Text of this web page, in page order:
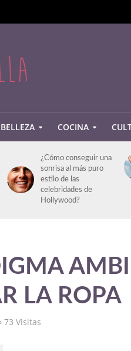
BELLEZA COCINA
¿Cómo conseguir una
sonrisa al más puro
estilo de las
celebridades de
Hollywood?
LA ROPA
73 Visitas